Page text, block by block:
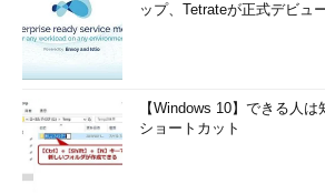
ップ、Tetrateが正式デビュ
【Windows 10】できる人
ショートカット